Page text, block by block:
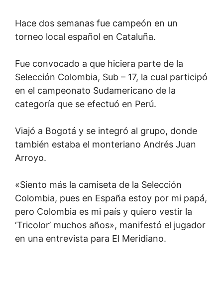
Hace dos semanas fue campeón en un
torneo local español en Cataluña.
Fue convocado a que hiciera parte de la
Selección Colombia, Sub – 17, la cual participó
en el campeonato Sudamericano de la
categoría que se efectuó en Perú.
Viajó a Bogotá y se integró al grupo, donde
también estaba el monteriano Andrés Juan
Arroyo.
«Siento más la camiseta de la Selección
Colombia, pues en España estoy por mi papá,
pero Colombia es mi país y quiero vestir la
‘Tricolor’ muchos años», manifestó el jugador
en una entrevista para El Meridiano.